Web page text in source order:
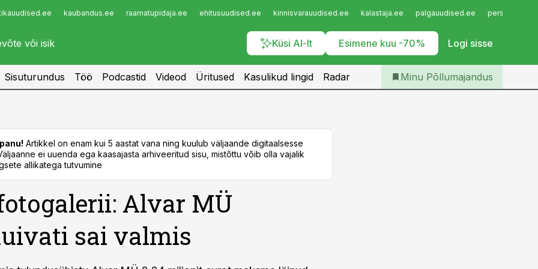
kaubandus.ee raamatupidaja.ee ehitusuudised.ee kinnisvarauudised.ee kalastaja.ee palgauudised.ee
Küsi AI-lt Esimene kuu -70% Logi sisse
Infopank
Iseteenindus
Telli Põllumajandus
Sisuturundus Töö Podcastid Videod Üritused Kasulikud lingid Radar Minu Põllumajandus
Artikkel on enam kui 5 aastat vana ning kuulub väljaande digitaalsesse
ei uuenda ega kaasajasta arhiveeritud sisu, mistõttu võib olla vajalik
allikatega tutvumine
Alvar MÜ
sai valmis